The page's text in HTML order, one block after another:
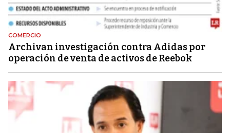
COMERCIO
Archivan investigación contra Adidas por
operación de venta de activos de Reebok